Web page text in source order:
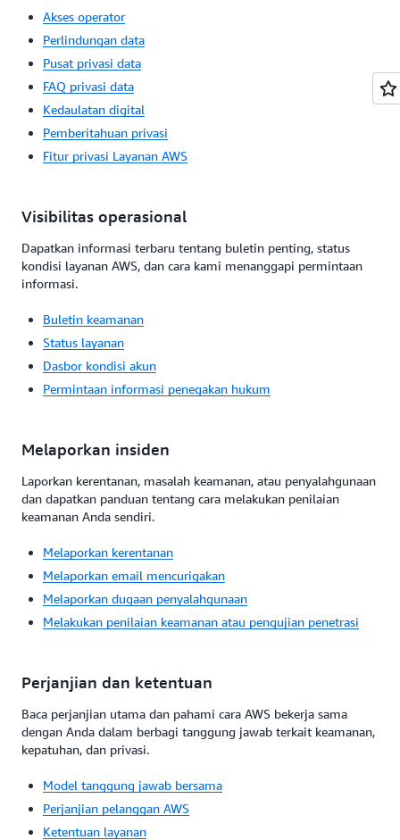
Akses operator
Perlindungan data
Pusat privasi data
FAQ privasi data
Kedaulatan digital
Pemberitahuan privasi
Fitur privasi Layanan AWS
Visibilitas operasional
Dapatkan informasi terbaru tentang buletin penting, status
kondisi layanan AWS, dan cara kami menanggapi permintaan
informasi.
Buletin keamanan
Status layanan
Dasbor kondisi akun
Permintaan informasi penegakan hukum
Melaporkan insiden
Laporkan kerentanan, masalah keamanan, atau penyalahgunaan
dan dapatkan panduan tentang cara melakukan penilaian
keamanan Anda sendiri.
Melaporkan kerentanan
Melaporkan email mencurigakan
Melaporkan dugaan penyalahgunaan
Melakukan penilaian keamanan atau pengujian penetrasi
Perjanjian dan ketentuan
Baca perjanjian utama dan pahami cara AWS bekerja sama
dengan Anda dalam berbagi tanggung jawab terkait keamanan,
kepatuhan, dan privasi.
Model tanggung jawab bersama
Perjanjian pelanggan AWS
Ketentuan layanan